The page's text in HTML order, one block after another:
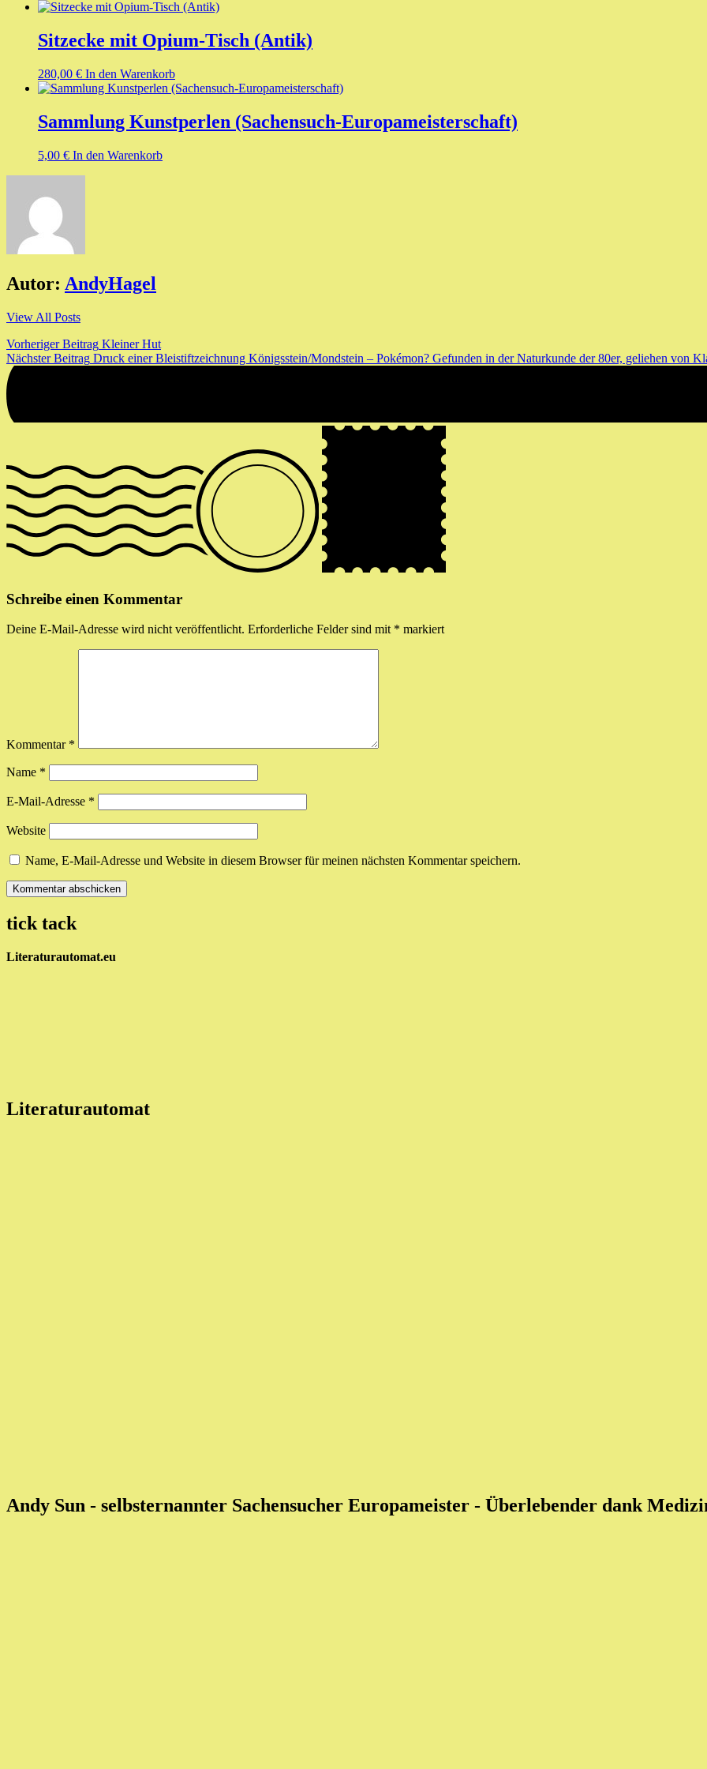
Sitzecke mit Opium-Tisch (Antik)
280,00 € In den Warenkorb
Sammlung Kunstperlen (Sachensuch-Europameisterschaft)
5,00 € In den Warenkorb
Autor: AndyHagel
View All Posts
Beitragsnavigation
Vorheriger Beitrag Kleiner Hut
Nächster Beitrag Druck einer Bleistiftzeichnung Königsstein/Mondstein – Pokémon? Gefunden in der Naturkunde der 80er, geliehen von
Schreibe einen Kommentar
Deine E-Mail-Adresse wird nicht veröffentlicht. Erforderliche Felder sind mit * markiert
Kommentar *
Name *
E-Mail-Adresse *
Website
Name, E-Mail-Adresse und Website in diesem Browser für meinen nächsten Kommentar speichern.
tick tack
Literaturautomat.eu
Literaturautomat
Andy Sun - selbsternannter Sachensucher Europameister - Überlebender dank